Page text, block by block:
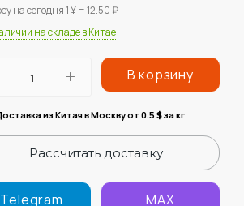
на сегодня 1 ¥ = 12.50 ₽
на складе в Китае
В корзину
из Китая в Москву от 0.5 $за кг
Рассчитать доставку
Telegram MAX